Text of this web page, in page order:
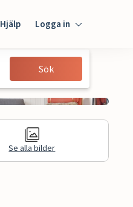
Hjälp Logga in
Gäst
Sök
Se alla bilder